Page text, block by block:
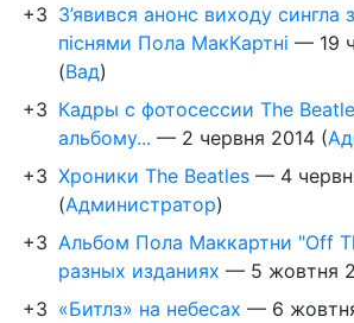
+3 З’явився анонс виходу сингла
піснями Пола МакКартні — 19
(Вад)
+3 Кадры с фотосессии The
альбому... — 2 червня 2014 (
+3 Хроники The Beatles — 4
(Администратор)
+3 Альбом Пола Маккартни "Off
разных изданиях — 5 жовтня
+3 «Битлз» на небесах — 6